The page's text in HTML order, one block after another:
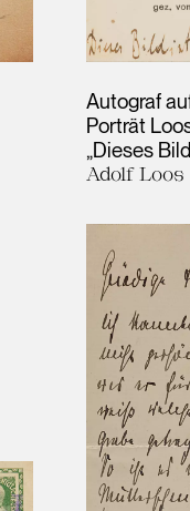
Autograf
Porträt
„Dieses
Adolf Loos